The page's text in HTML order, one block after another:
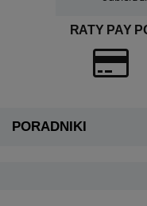
RATY PAY
PORADNIKI